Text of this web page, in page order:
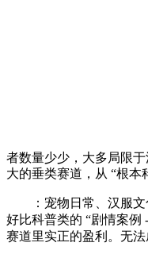
者数量少少，大多局限
大的垂类赛道，从 “根本
：宠物日常、汉服文化
好比科普类的 “剧情案例
赛道里实正的盈利。无